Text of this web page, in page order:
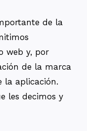
de la
web y, por
de la marca
la aplicación.
les decimos y